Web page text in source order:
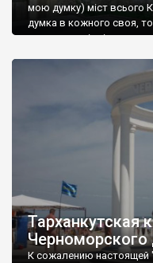
мою думку) міст всього
думка в кожного своя,
запрошую відвідати це
Тарханкутская
К сожалению настоящей